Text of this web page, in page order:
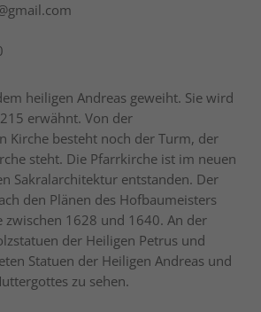
heiligen Andreas geweiht. Sie wird
erwähnt. Von der
Kirche besteht noch der Turm, der
steht. Die Pfarrkirche ist im neuen
Sakralarchitektur entstanden. Der
den Plänen des Hofbaumeisters
zwischen 1628 und 1640. An der
der Heiligen Petrus und
Statuen der Heiligen Andreas und
zu sehen.